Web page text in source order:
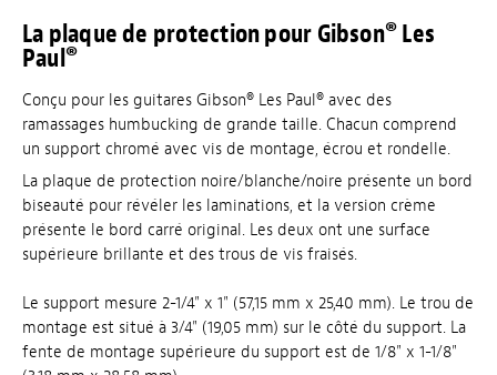
La plaque de protection pour Gibson® Les
Paul®
Conçu pour les guitares Gibson® Les Paul® avec des
ramassages humbucking de grande taille. Chacun comprend
un support chromé avec vis de montage, écrou et rondelle.
La plaque de protection noire/blanche/noire présente un bord
biseauté pour révéler les laminations, et la version crème
présente le bord carré original. Les deux ont une surface
supérieure brillante et des trous de vis fraisés.
Le support mesure 2-1/4" x 1" (57,15 mm x 25,40 mm). Le trou de
montage est situé à 3/4" (19,05 mm) sur le côté du support. La
fente de montage supérieure du support est de 1/8" x 1-1/8"